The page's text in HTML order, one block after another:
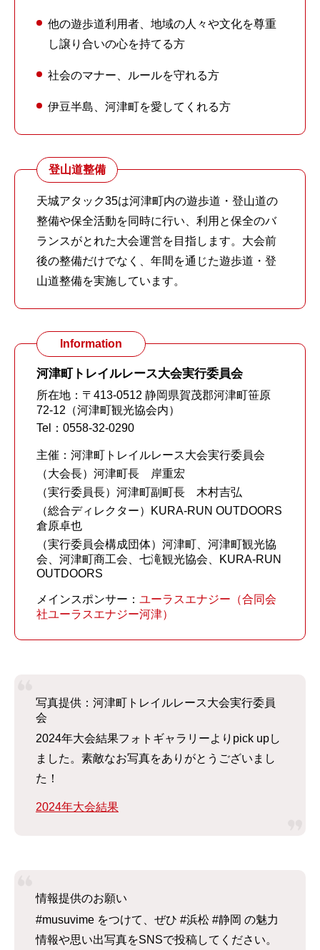
他の遊歩道利用者、地域の人々や文化を尊重
し譲り合いの心を持てる方
社会のマナー、ルールを守れる方
伊豆半島、河津町を愛してくれる方
登山道整備
天城アタック35は河津町内の遊歩道・登山道の
整備や保全活動を同時に行い、利用と保全のバ
ランスがとれた大会運営を目指します。大会前
後の整備だけでなく、年間を通じた遊歩道・登
山道整備を実施しています。
Information
河津町トレイルレース大会実行委員会
所在地：〒413-0512 静岡県賀茂郡河津町笹原
72-12（河津町観光協会内）
Tel：0558-32-0290
主催：河津町トレイルレース大会実行委員会
（大会長）河津町長 岸重宏
（実行委員長）河津町副町長 木村吉弘
（総合ディレクター）KURA-RUN OUTDOORS
倉原卓也
（実行委員会構成団体）河津町、河津町観光協
会、河津町商工会、七滝観光協会、KURA-RUN
OUTDOORS
メインスポンサー： ユーラスエナジー（合同会
社ユーラスエナジー河津）
写真提供：河津町トレイルレース大会実行委員
会
2024年大会結果フォトギャラリーよりpick upし
ました。素敵なお写真をありがとうございまし
た！
2024年大会結果
情報提供のお願い
#musuvime をつけて、ぜひ #浜松 #静岡 の魅力
情報や思い出写真をSNSで投稿してください。